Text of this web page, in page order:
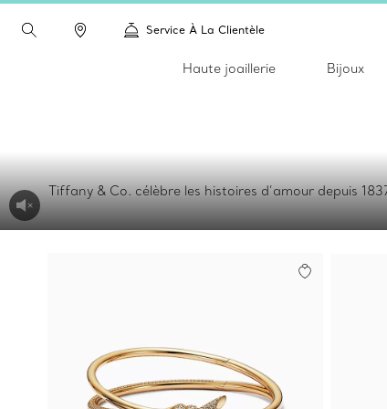
Service À La Clientèle
Haute joaillerie Bijoux
Tiffany & Co. célèbre les histoires d’amour depuis